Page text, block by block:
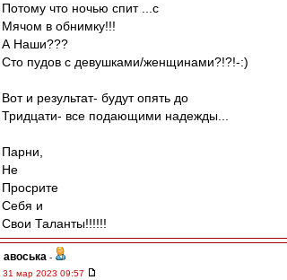
Потому что ночью спит ...с
Мячом в обнимку!!!
А Наши???
Сто пудов с девушками/женщинами?!?!-:)
Вот и результат- будут опять до
Тридцати- все подающими надежды...
Парни,
Не
Просрите
Себя и
Свои Таланты!!!!!!
авоська -
31 мар 2023 09:57